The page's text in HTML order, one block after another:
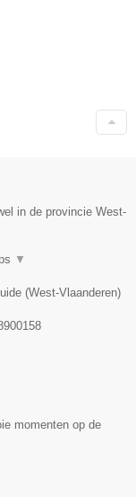
in de provincie West-
▼
(West-Vlaanderen)
momenten op de